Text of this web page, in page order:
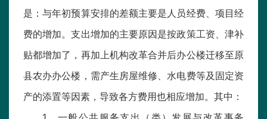
是：与年初预算安排的差额主要是人员经费、项目经
费的增加。支出增加的主要原因是按政策工资、津补
贴都增加了，再加上机构改革合并后办公楼迁移至原
县农办办公楼，需产生房屋维修、水电费等及固定资
产的添置等因素，导致各方费用也相应增加。其中：